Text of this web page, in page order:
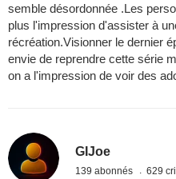
semble désordonnée .Les
plus l'impression d'assister à
récréation.Visionner le dernier
envie de reprendre cette série
on a l'impression de voir des
GIJoe
139 abonnés 629